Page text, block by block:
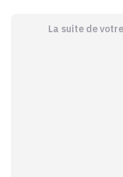
La suite de